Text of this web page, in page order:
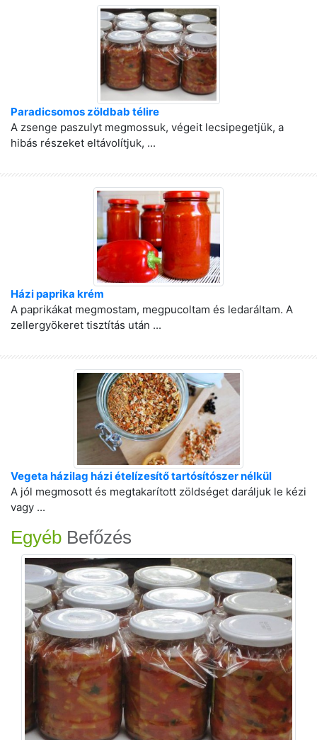
Paradicsomos zöldbab télire
A zsenge paszulyt megmossuk, végeit lecsipegetjük, a
hibás részeket eltávolítjuk, ...
Házi paprika krém
A paprikákat megmostam, megpucoltam és ledaráltam. A
zellergyökeret tisztítás után ...
Vegeta házilag házi ételízesítő tartósítószer nélkül
A jól megmosott és megtakarított zöldséget daráljuk le kézi
vagy ...
Egyéb Befőzés